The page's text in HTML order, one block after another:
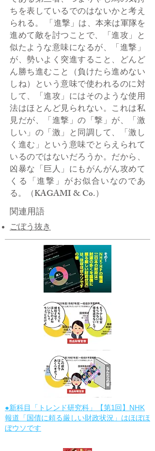
ちを表しているでのはないかと考え
られる。 「進撃」は、本来は軍隊を
進めて敵を討つことで、「進攻」と
似たような意味になるが、「進撃」
が、勢いよく突進すること、どんど
ん勝ち進むこと（負けたら進めない
しね）という意味で使われるのに対
して、「進攻」にはそのような使用
法はほとんど見られない。これは私
見だが、「進撃」の「撃」が、「激
しい」の「激」と同調して、「激し
く進む」という意味でとらえられて
いるのではないだろうか。だから、
凶暴な「巨人」にもがんがん攻めて
くる「進撃」がお似合いなのであ
る。（KAGAMI & Co.）
関連用語
ごぼう抜き
●新科目「トレンド研究科」【第1回】NHK
報道「国債に頼る厳しい財政状況」はほぼほ
ぼウソです